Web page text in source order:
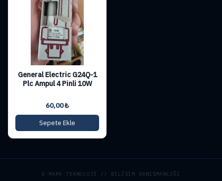
General Electric G24Q-1
Plc Ampul 4 Pinli 10W
60,00₺
Sepete Ekle
E-MARK TEKNOLOJİ // BİLİŞİM DANIŞMANLIĞI